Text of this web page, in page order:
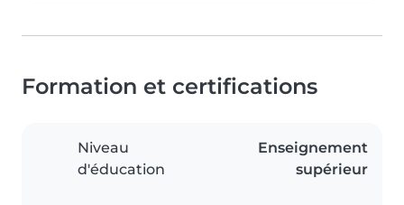
Formation et certifications
Niveau
d'éducation
Enseignement
supérieur